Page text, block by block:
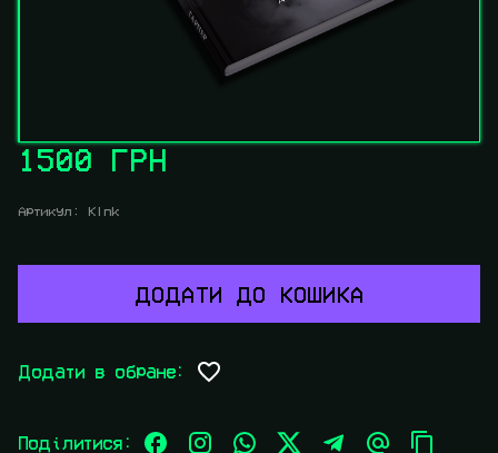
1500 ГРН
Артикул: Klnk
ДОДАТИ ДО КОШИКА
Додати в обране:
Поділитися: